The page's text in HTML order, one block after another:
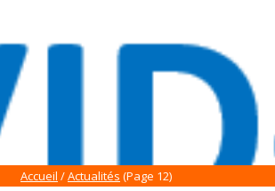
Accueil /Actualités (Page 12)